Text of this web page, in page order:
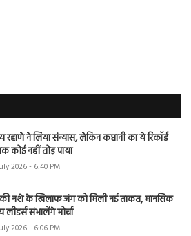
ने लिया संन्यास, लेकिन कप्तानी का ये रिकॉर्ड
नहीं तोड़ पाया
2026 - 6:40 PM
नशे के खिलाफ जंग को मिली नई ताकत, मानसिक
लीडर्स संभालेंगे मोर्चा
2026 - 6:06 PM